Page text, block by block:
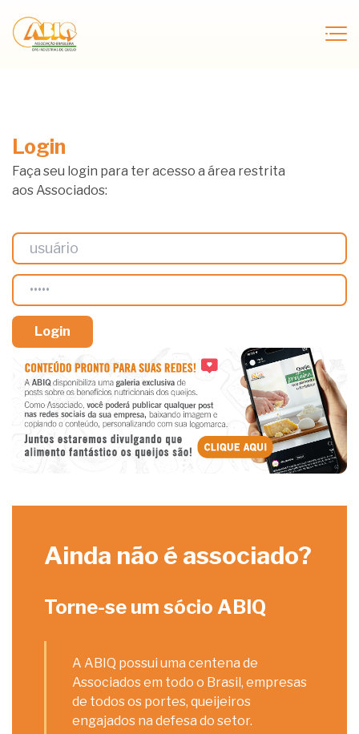
Login
Faça seu login para ter acesso a área restrita
aos Associados:
Ainda não é associado?
Torne-se um sócio ABIQ
A ABIQ possui uma centena de
Associados em todo o Brasil, empresas
de todos os portes, queijeiros
engajados na defesa do setor.